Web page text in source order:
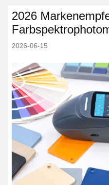
2026
2026-06-15